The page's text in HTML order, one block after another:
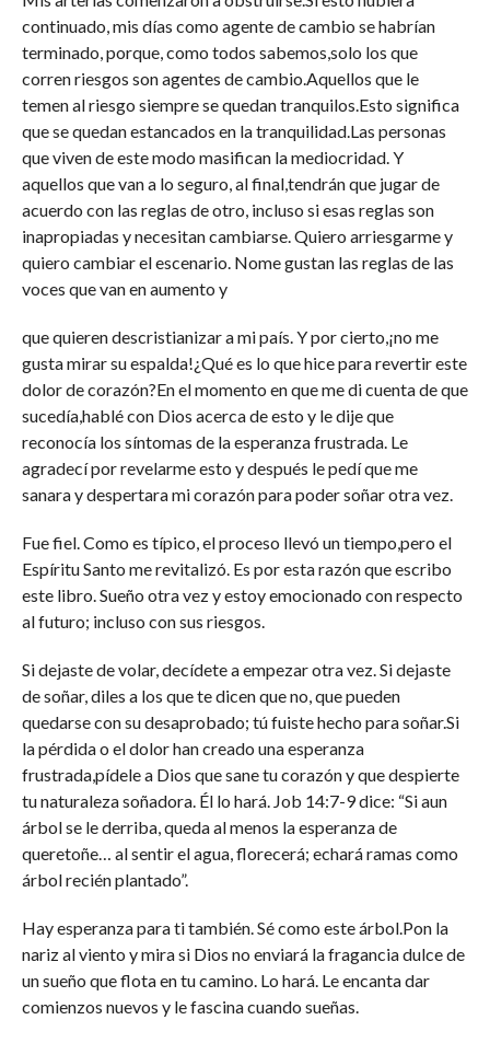
continuado, mis días como agente de cambio se habrían
terminado, porque, como todos sabemos,solo los que
corren riesgos son agentes de cambio.Aquellos que le
temen al riesgo siempre se quedan tranquilos.Esto significa
que se quedan estancados en la tranquilidad.Las personas
que viven de este modo masifican la mediocridad. Y
aquellos que van a lo seguro, al final,tendrán que jugar de
acuerdo con las reglas de otro, incluso si esas reglas son
inapropiadas y necesitan cambiarse. Quiero arriesgarme y
quiero cambiar el escenario. Nome gustan las reglas de las
voces que van en aumento y
que quieren descristianizar a mi país. Y por cierto,¡no me
gusta mirar su espalda!¿Qué es lo que hice para revertir este
dolor de corazón?En el momento en que me di cuenta de que
sucedía,hablé con Dios acerca de esto y le dije que
reconocía los síntomas de la esperanza frustrada. Le
agradecí por revelarme esto y después le pedí que me
sanara y despertara mi corazón para poder soñar otra vez.
Fue fiel. Como es típico, el proceso llevó un tiempo,pero el
Espíritu Santo me revitalizó. Es por esta razón que escribo
este libro. Sueño otra vez y estoy emocionado con respecto
al futuro; incluso con sus riesgos.
Si dejaste de volar, decídete a empezar otra vez. Si dejaste
de soñar, diles a los que te dicen que no, que pueden
quedarse con su desaprobado; tú fuiste hecho para soñar.Si
la pérdida o el dolor han creado una esperanza
frustrada,pídele a Dios que sane tu corazón y que despierte
tu naturaleza soñadora. Él lo hará. Job 14:7-9 dice: “Si aun
árbol se le derriba, queda al menos la esperanza de
queretoñe… al sentir el agua, florecerá; echará ramas como
árbol recién plantado”.
Hay esperanza para ti también. Sé como este árbol.Pon la
nariz al viento y mira si Dios no enviará la fragancia dulce de
un sueño que flota en tu camino. Lo hará. Le encanta dar
comienzos nuevos y le fascina cuando sueñas.